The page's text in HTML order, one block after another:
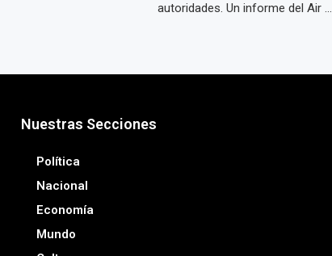
autoridades. Un informe del Air ...
Nuestras Secciones
Política
Nacional
Economía
Mundo